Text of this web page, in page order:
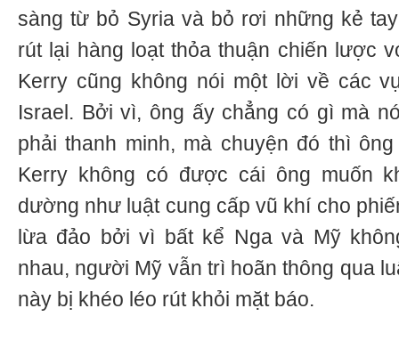
sàng từ bỏ Syria và bỏ rơi những kẻ
rút lại hàng loạt thỏa thuận chiến lược
Kerry cũng không nói một lời về các
Israel. Bởi vì, ông ấy chẳng có gì mà
phải thanh minh, mà chuyện đó thì
Kerry không có được cái ông muốn
dường như luật cung cấp vũ khí cho
lừa đảo bởi vì bất kể Nga và Mỹ
nhau, người Mỹ vẫn trì hoãn thông qua
này bị khéo léo rút khỏi mặt báo.